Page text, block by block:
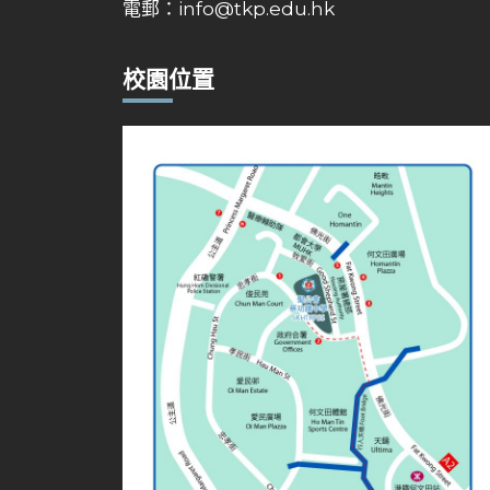
電郵： info@tkp.edu.hk
校園位置